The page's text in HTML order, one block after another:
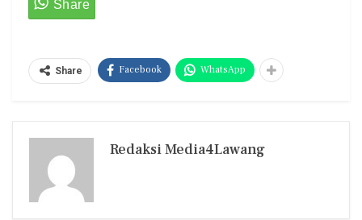
Share Facebook WhatsApp
Redaksi Media4Lawang